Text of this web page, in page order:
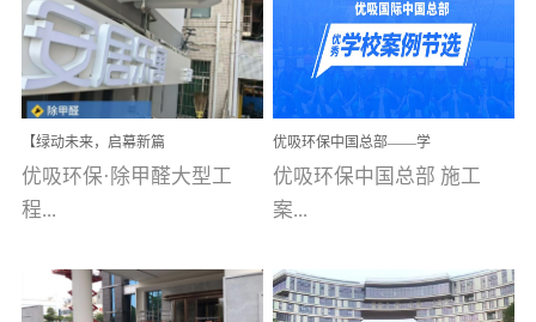
和多项国家版权局著作
权，获得高新技术企业称
号。生产优势自主生产自
给自足，优吸公司于2015
在广州番禺区成功建立产
品线生产基地，工厂拥有
自动化生产设备和成熟的
选择源头源材料、严控产
品质量，我们每一批的生
【绿动未来，启幕新篇
章】优吸环保中标深圳安
居乐寓，超大型工装室内
空气治理项目顺利启航，
优吸环保·除甲醛大型工
程...
案例【深圳安居乐寓】室
优吸环保中国总部——学
校施工案例(节选)
优吸环保中国总部 施工
案...
例(学校工装节选)广州南沙